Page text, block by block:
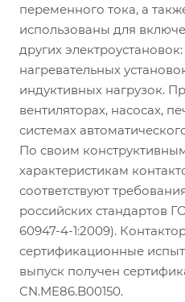
переменного тока, а
использованы для
других
нагревательных
индуктивных нагрузок.
вентиляторах, насосах,
системах
По своим
характеристикам
соответствуют
российских стандартов
60947-4-1:2009).
сертификационные
выпуск получен
CN.ME86.B00150.